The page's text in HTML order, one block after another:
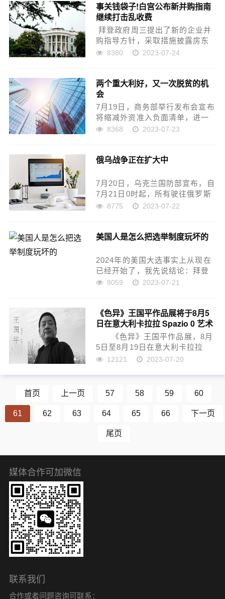
能补足库存。海马斯火箭炮、豹
二坦克、爱国者3防空导弹、布
雷...
事关钱袋子!白宫公布新并购指南
继续打击乱收费
拜登政府周三提出了新的企业并
购指导方针，采取措施披露房东
收取的垃圾费用，并对食品行业
讨论这些举措。该委员会根据拜
登于2021年签署...
8380 2023-07-24
两个重大利好，又一次脱贫的机
会
7月19日，商务部举行发布会宣布
将缩减外资准入负面清单，进一
步取消或放宽外资准入限制。修
国投资者对上市公司战略投资限
8368 2023-07-23
俄乌战争正在扩大中
7月20日，乌克兰国防部宣布，自
7月21日0时起，所有驶往俄罗斯
海港的船只均可被视为乌克兰合
为俄罗斯国防部19号宣布，7月20
8775 2023-07-22
美国人是怎么把选举制度玩坏的
2024年的美国大选事实上从现在
已经开始了，我先说结论：拜登
会躺赢。因为拜登的对手，还是
官司接连不断，民主党为了不让
特朗普参加大选，正不惜一切...
8059 2023-07-21
《色异》王国平作品展将于8月5
日在意大利卡拉拉 Spazio 0 艺术
空间开幕
《色异》王国平作品展，8月
5日至8月19日在意大利卡拉拉
Spazio 0 艺术空间开幕。 地
12121 2023-07-20
首页 上一页 57 58 59 60
61 62 63 64 65 66 下一页
尾页
媒体合作可加微信
联系我们
合作或者问题咨询可联系：